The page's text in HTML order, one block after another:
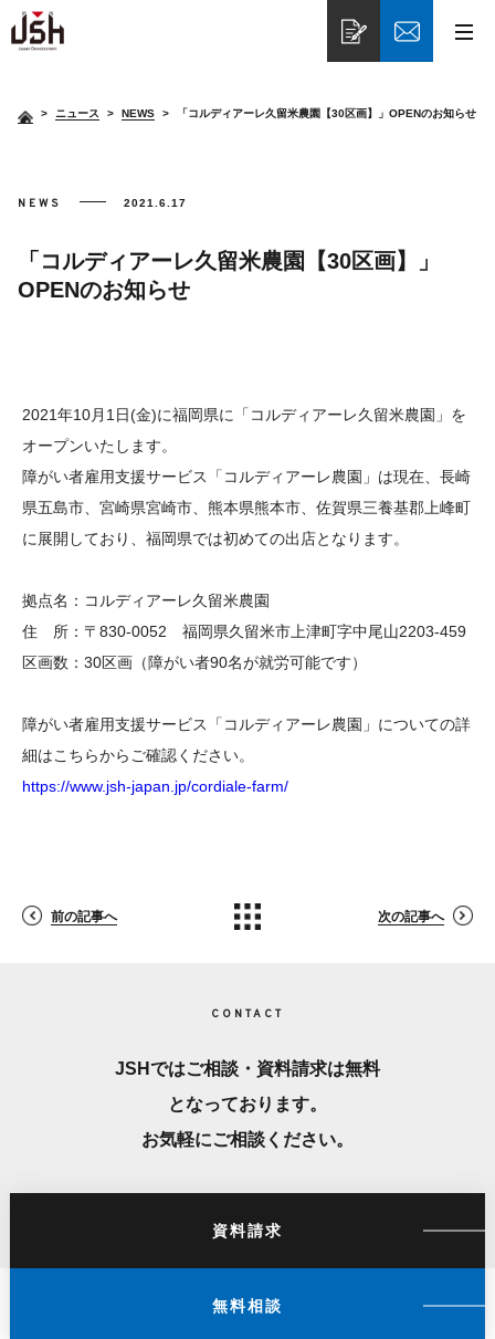
> ニュース NEWS 「コルディアーレ久留米農園【30区画】」OPENのお知らせ
NEWS 2021.6.17
「コルディアーレ久留米農園【30区画】」
OPENのお知らせ
2021年10月1日(金)に福岡県に「コルディアーレ久留米農園」を
オープンいたします。
障がい者雇用支援サービス「コルディアーレ農園」は現在、長崎
県五島市、宮崎県宮崎市、熊本県熊本市、佐賀県三養基郡上峰町
に展開しており、福岡県では初めての出店となります。
拠点名：コルディアーレ久留米農園
住 所：〒830-0052 福岡県久留米市上津町字中尾山2203-459
区画数：30区画（障がい者90名が就労可能です）
障がい者雇用支援サービス「コルディアーレ農園」についての詳
細はこちらからご確認ください。
https://www.jsh-japan.jp/cordiale-farm/
前の記事へ 次の記事へ
CONTACT
JSHではご相談・資料請求は無料
となっております。
お気軽にご相談ください。
資料請求
無料相談